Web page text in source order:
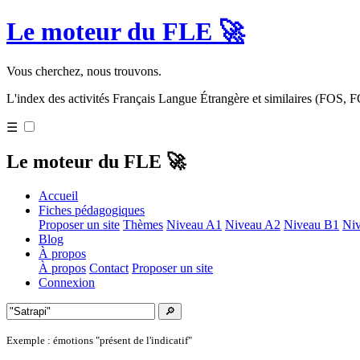
Le moteur du FLE 🚀
Vous cherchez, nous trouvons.
L'index des activités Français Langue Étrangère et similaires (FOS,
☰
Le moteur du FLE 🚀
Accueil
Fiches pédagogiques
Proposer un site Thèmes Niveau A1 Niveau A2 Niveau B1
Blog
À propos
À propos Contact Proposer un site
Connexion
🔎
Exemple : émotions "présent de l'indicatif"